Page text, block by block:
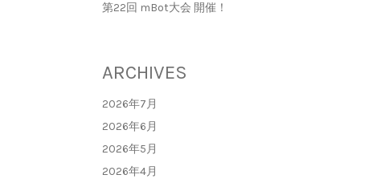
第22回 mBot大会 開催！
ARCHIVES
2026年7月
2026年6月
2026年5月
2026年4月